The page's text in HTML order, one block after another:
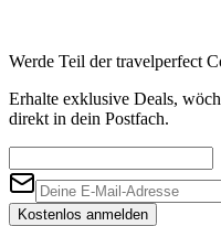
Werde Teil der travelperfect
Erhalte exklusive Deals,
direkt in dein Postfach.
Kostenlos anmelden